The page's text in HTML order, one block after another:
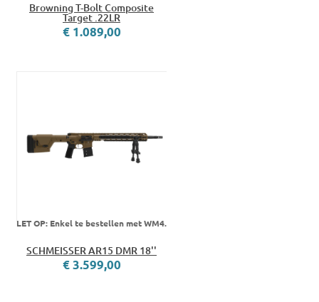
Browning T-Bolt Composite
Target .22LR
€ 1.089,00
SCHMEISSER AR15 DMR 18''
€ 3.599,00
LET OP: Enkel te bestellen met WM4.